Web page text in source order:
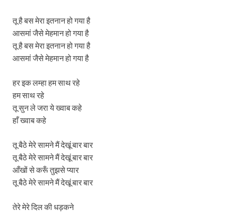
तू है बस मेरा इतनान हो गया है
आसमां जैसे मेहमान हो गया है
तू है बस मेरा इतनान हो गया है
आसमां जैसे मेहमान हो गया है
हर इक लम्हा हम साथ रहे
हम साथ रहे
तू सुन ले जरा ये ख्वाब कहे
हाँ ख्वाब कहे
तू बैठे मेरे सामने मैं देखूं बार बार
तू बैठे मेरे सामने मैं देखूं बार बार
आँखों से करूँ तुझसे प्यार
तू बैठे मेरे सामने मैं देखूं बार बार
तेरे मेरे दिल की धड़कने